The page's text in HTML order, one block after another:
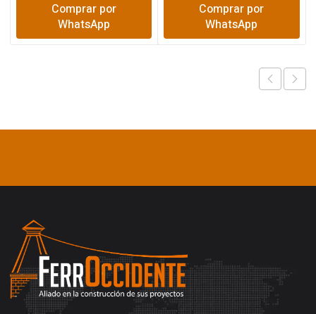
Comprar por
WhatsApp
Comprar por
WhatsApp